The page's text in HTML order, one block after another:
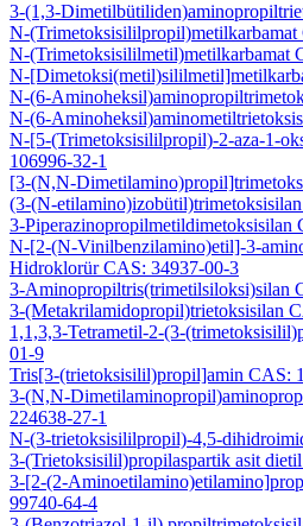
3-(1,3-
N-
N-(Trimetoksisililmetil)metilkarbamat
N-
N-(6-
N-(6-
N-[5-(Trimetoksisililpropil)-2-aza-1-
106996-32-1
[3-(N,N-
(3-(N-
3-Piperazinopropilmetildimetoksisilan
N-[2-(N-Vinilbenzilamino)etil]-3-
Hidroklorür CAS: 34937-00-3
3-Aminopropiltris(trimetilsiloksi)silan
3-(Metakrilamidopropil)trietoksisilan
1,1,3,3-Tetrametil-2-(3-
01-9
Tris[3-(trietoksisilil)propil]amin CAS:
3-(N,N-
224638-27-1
N-(3-trietoksisililpropil)-4,5-
3-(Trietoksisilil)propilaspartik asit dietil
3-[2-(2-
99740-64-4